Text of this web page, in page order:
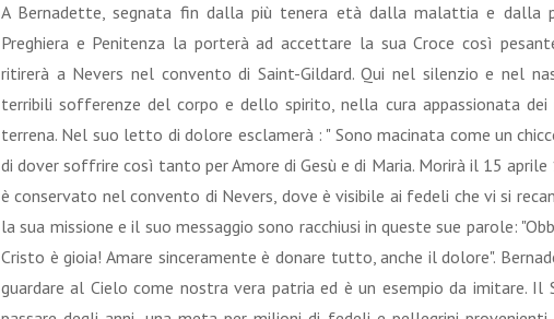
A Bernadette, segnata fin dalla più tenera età dalla malattia e dalla
Preghiera e Penitenza la porterà ad accettare la sua Croce così
ritirerà a Nevers nel convento di Saint-Gildard. Qui nel silenzio e nel
terribili sofferenze del corpo e dello spirito, nella cura appassionata
terrena. Nel suo letto di dolore esclamerà : " Sono macinata come un
di dover soffrire così tanto per Amore di Gesù e di Maria. Morirà il 15
è conservato nel convento di Nevers, dove è visibile ai fedeli che vi si
la sua missione e il suo messaggio sono racchiusi in queste sue parole:
Cristo è gioia! Amare sinceramente è donare tutto, anche il dolore".
guardare al Cielo come nostra vera patria ed è un esempio da imitare.